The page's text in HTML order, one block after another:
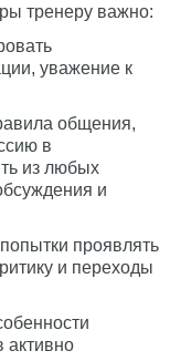
тренеру важно:
уважение к
общения,
в
из любых
и
проявлять
и переходы
активно